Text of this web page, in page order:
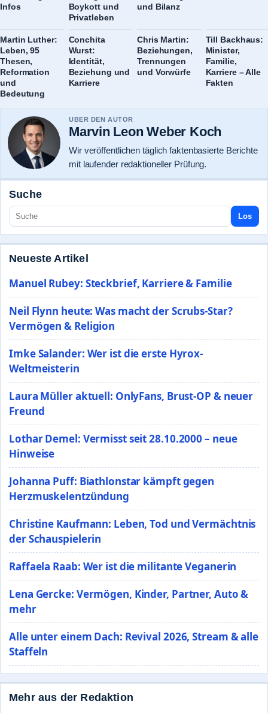
Infos
Boykott und
Privatleben
und Bilanz
Martin Luther:
Leben, 95
Thesen,
Reformation
und
Bedeutung
Conchita
Wurst:
Identität,
Beziehung und
Karriere
Chris Martin:
Beziehungen,
Trennungen
und Vorwürfe
Till Backhaus:
Minister,
Familie,
Karriere – Alle
Fakten
UBER DEN AUTOR
Marvin Leon Weber Koch
Wir veröffentlichen täglich faktenbasierte Berichte
mit laufender redaktioneller Prüfung.
Suche
Los
Neueste Artikel
Manuel Rubey: Steckbrief, Karriere & Familie
Neil Flynn heute: Was macht der Scrubs-Star?
Vermögen & Religion
Imke Salander: Wer ist die erste Hyrox-
Weltmeisterin
Laura Müller aktuell: OnlyFans, Brust-OP & neuer
Freund
Lothar Demel: Vermisst seit 28.10.2000 – neue
Hinweise
Johanna Puff: Biathlonstar kämpft gegen
Herzmuskelentzündung
Christine Kaufmann: Leben, Tod und Vermächtnis
der Schauspielerin
Raffaela Raab: Wer ist die militante Veganerin
Lena Gercke: Vermögen, Kinder, Partner, Auto &
mehr
Alle unter einem Dach: Revival 2026, Stream & alle
Staffeln
Mehr aus der Redaktion